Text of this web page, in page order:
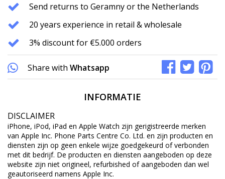
Send returns to Geramny or the Netherlands
20 years experience in retail & wholesale
3% discount for €5.000 orders
Share with Whatsapp
INFORMATIE
DISCLAIMER
iPhone, iPod, iPad en Apple Watch zijn gerigistreerde merken
van Apple Inc. Phone Parts Centre Co. Ltd. en zijn producten en
diensten zijn op geen enkele wijze goedgekeurd of verbonden
met dit bedrijf. De producten en diensten aangeboden op deze
website zijn niet origineel, refurbished of aangeboden dan wel
geautoriseerd namens Apple Inc.